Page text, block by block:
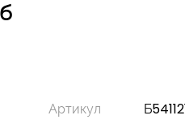
Артикул